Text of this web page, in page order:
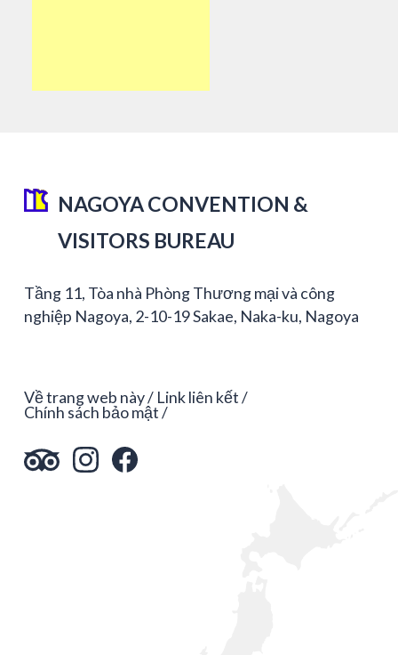
NAGOYA CONVENTION &
VISITORS BUREAU
Tầng 11, Tòa nhà Phòng Thương mại và công
nghiệp Nagoya, 2-10-19 Sakae, Naka-ku, Nagoya
Về trang web này Link liên kết
Chính sách bảo mật